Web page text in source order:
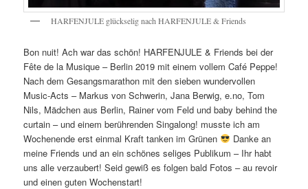
HARFENJULE glückselig nach HARFENJULE & Friends
Bon nuit! Ach war das schön! HARFENJULE & Friends bei der
Fête de la Musique – Berlin 2019 mit einem vollem Café Peppe!
Nach dem Gesangsmarathon mit den sieben wundervollen
Music-Acts – Markus von Schwerin, Jana Berwig, e.no, Tom
Nils, Mädchen aus Berlin, Rainer vom Feld und baby behind the
curtain – und einem berührenden Singalong! musste ich am
Wochenende erst einmal Kraft tanken im Grünen
Danke an
meine Friends und an ein schönes seliges Publikum – Ihr habt
uns alle verzaubert! Seid gewiß es folgen bald Fotos – au revoir
und einen guten Wochenstart!